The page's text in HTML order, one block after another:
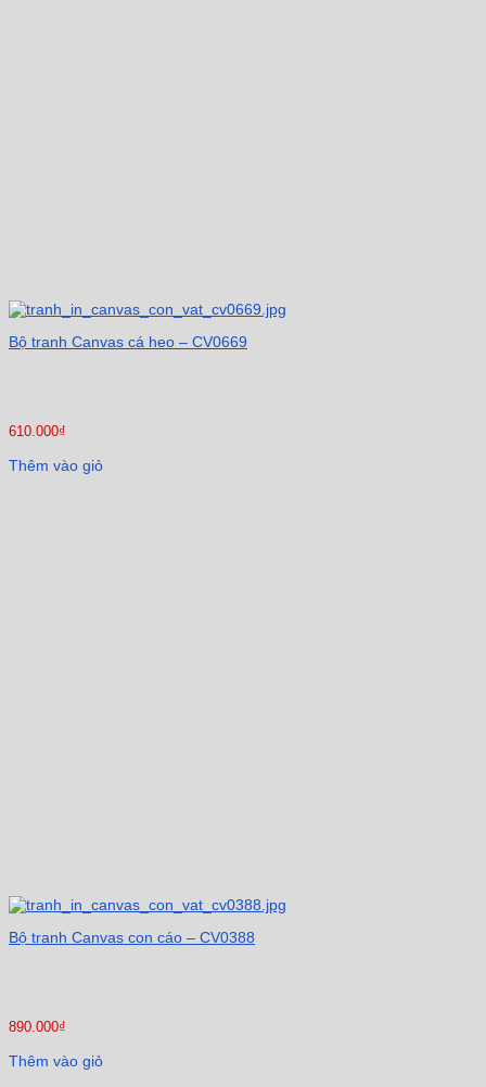
Bộ tranh Canvas cá heo – CV0669
610.000₫
Thêm vào giỏ
Bộ tranh Canvas con cáo – CV0388
890.000₫
Thêm vào giỏ